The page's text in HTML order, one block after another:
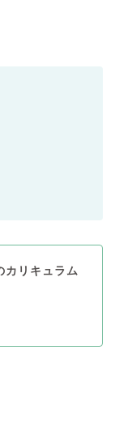
カリキュラム